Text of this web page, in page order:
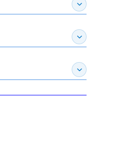
展開作家介紹
展開推薦專區
展開訂購須知